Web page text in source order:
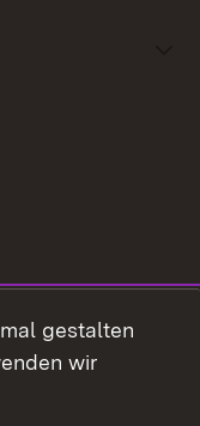
gestalten
wir